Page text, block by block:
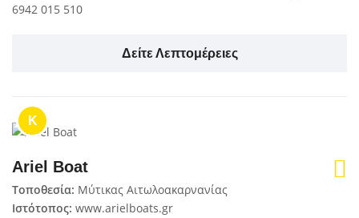
6942 015 510
Δείτε Λεπτομέρειες
K
Ariel Boat
Τοποθεσία: Μύτικας Αιτωλοακαρνανίας
Ιστότοπος: www.arielboats.gr